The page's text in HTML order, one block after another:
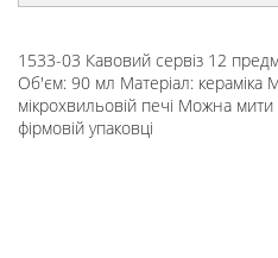
1533-03 Кавовий сервіз 12
Об'єм: 90 мл Матеріал: кераміка
мікрохвильовій печі Можна
фірмовій упаковці